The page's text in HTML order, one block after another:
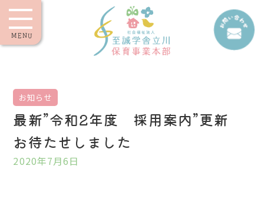
MENU
お知らせ
最新”令和2年度 採用案内”更新
お待たせしました
2020年7月6日